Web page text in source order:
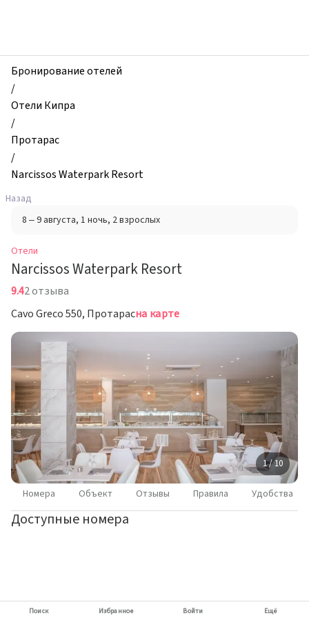
Narcissos
Waterpark
Resort,
Протарас,
Кипр
Бронирование отелей
/
Отели Кипра
/
Протарас
/
Narcissos Waterpark Resort
Назад
8 – 9 августа, 1 ночь, 2 взрослых
Отели
Narcissos Waterpark Resort
9.42 отзыва
Cavo Greco 550, Протарасна карте
1 / 10
Номера Объект Отзывы Правила Удобства
Доступные номера
Поиск Избранное Войти Ещё